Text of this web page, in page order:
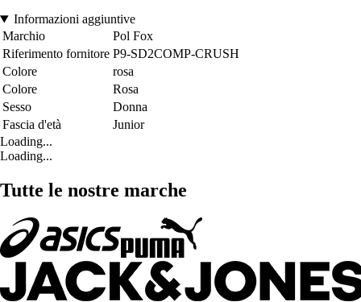
Informazioni aggiuntive
Marchio
Pol Fox
Riferimento fornitore P9-SD2COMP-CRUSH
Colore
rosa
Colore
Rosa
Sesso
Donna
Fascia d'età
Junior
Loading...
Loading...
Tutte le nostre marche